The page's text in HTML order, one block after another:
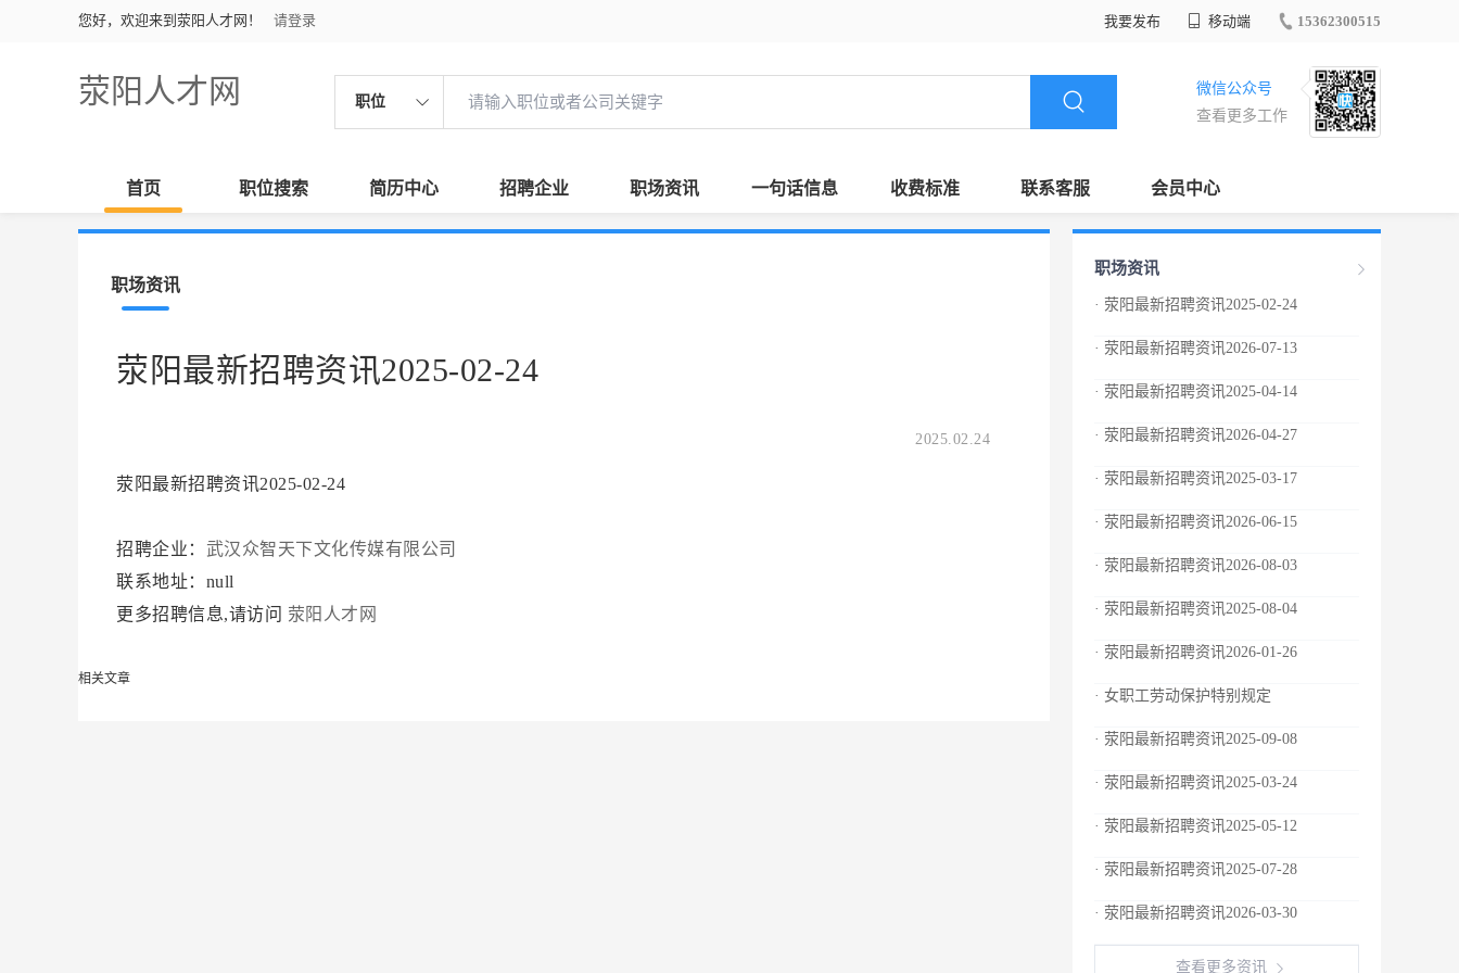
您好，欢迎来到荥阳人才网！ 请登录 我要发布 移动端 15362300515
荥阳人才网 职位
微信公众号
查看更多工作
首页 职位搜索 简历中心 招聘企业 职场资讯 一句话信息 收费标准 联系客服 会员中心
职场资讯
荥阳最新招聘资讯2025-02-24
2025.02.24
荥阳最新招聘资讯2025-02-24
招聘企业： 武汉众智天下文化传媒有限公司
联系地址：null
更多招聘信息,请访问 荥阳人才网
相关文章
职场资讯
· 荥阳最新招聘资讯2025-02-24
· 荥阳最新招聘资讯2026-07-13
· 荥阳最新招聘资讯2025-04-14
· 荥阳最新招聘资讯2026-04-27
· 荥阳最新招聘资讯2025-03-17
· 荥阳最新招聘资讯2026-06-15
· 荥阳最新招聘资讯2026-08-03
· 荥阳最新招聘资讯2025-08-04
· 荥阳最新招聘资讯2026-01-26
· 女职工劳动保护特别规定
· 荥阳最新招聘资讯2025-09-08
· 荥阳最新招聘资讯2025-03-24
· 荥阳最新招聘资讯2025-05-12
· 荥阳最新招聘资讯2025-07-28
· 荥阳最新招聘资讯2026-03-30
查看更多资讯